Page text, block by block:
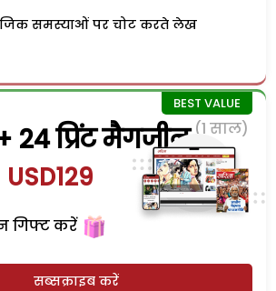
समस्याओं पर चोट करते लेख
24 प्रिंट मैगजीन (1 साल)
USD129
गिफ्ट करें
सब्सक्राइब करें